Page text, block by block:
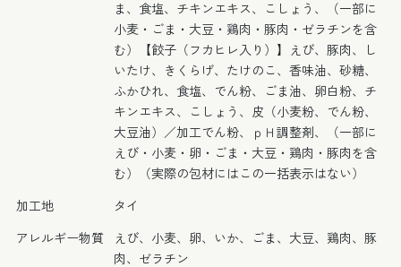
ま、食塩、チキンエキス、こしょう、（一部に
小麦・ごま・大豆・鶏肉・豚肉・ゼラチンを含
む）【餃子（フカヒレ入り）】えび、豚肉、し
いたけ、きくらげ、たけのこ、香味油、砂糖、
ふかひれ、食塩、でん粉、ごま油、卵白粉、チ
キンエキス、こしょう、皮（小麦粉、でん粉、
大豆油）／加工でん粉、ｐＨ調整剤、（一部に
えび・小麦・卵・ごま・大豆・鶏肉・豚肉を含
む）（実際の包材にはこの一括表示はない）
加工地 タイ
アレルギー物質
えび、小麦、卵、いか、ごま、大豆、鶏肉、豚
肉、ゼラチン